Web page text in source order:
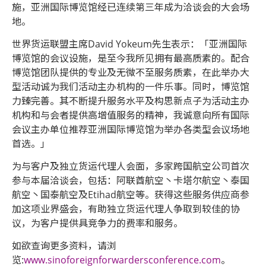
施，亚洲国际博览馆经已连续第三年成为洽谈会的大会场
地。
世界货运联盟主席David Yokeum先生表示：「亚洲国际
博览馆的会议设施，是至今我所见拥有最高质素的。配合
博览馆团队提供的专业及无微不至服务质素，在此举办大
型活动诚为我们活动主办机构的一件乐事。同时，博览馆
力臻完善。其不断提升服务水平及构思新点子为活动主办
机构和与会者提供高增值服务的精神，我诚意向所有国际
会议主办单位推荐亚洲国际博览馆为举办各类型会议场地
首选。」
为与客户及独立货运代理人会面，多家跨国航空公司首次
参与本届洽谈会，包括：阿联酋航空丶卡塔尔航空丶泰国
航空丶国泰航空及Etihad航空等。获得这些服务供应商参
加这项业界盛会，有助独立货运代理人争取到较佳的协
议，为客户提供具竞争力的费率和服务。
如欲查询更多资料，请浏
览:www.sinoforeignforwardersconference.com。